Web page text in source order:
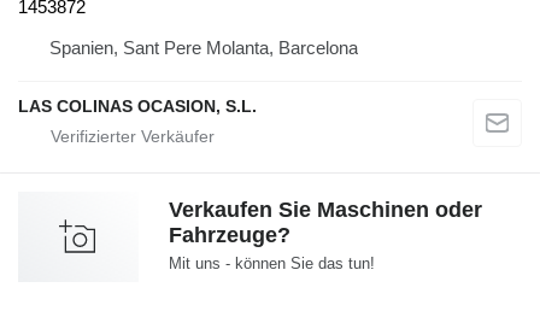
1453872
Spanien, Sant Pere Molanta, Barcelona
LAS COLINAS OCASION, S.L.
Verkaufen Sie Maschinen oder
Fahrzeuge?
Mit uns - können Sie das tun!